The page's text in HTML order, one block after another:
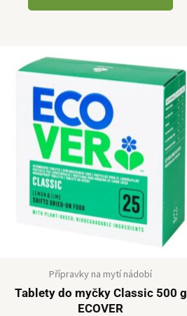
Přípravky na mytí nádobí
Tablety do myčky Classic 500 g
ECOVER